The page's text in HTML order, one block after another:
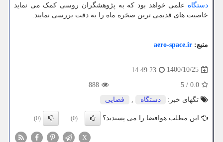
دستگاه علمی خواهد بود که به پژوهشگران روسی کمک می نماید
خاصیت های قدیمی ترین صخره ماه را به دقت بررسی نمایند.
منبع: aero-space.ir
1400/10/25
14:49:23
0.0
/
5
888
تگهای خبر:
دستگاه , فضایی
این مطلب هوافضا را می پسندید؟ (0)
(0)
X